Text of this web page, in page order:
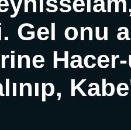
Gel onu